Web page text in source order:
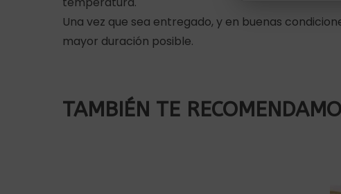
Una vez que sea entregado, y en buenas
mayor duración posible.
TAMBIÉN TE